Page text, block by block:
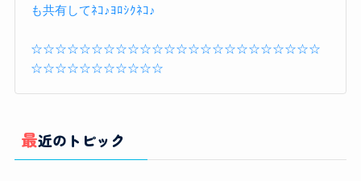
も共有してﾈｺ♪ﾖﾛｼｸﾈｺ♪
☆☆☆☆☆☆☆☆☆☆☆☆☆☆☆☆☆☆☆☆☆☆☆☆
☆☆☆☆☆☆☆☆☆☆☆
最近のトピック